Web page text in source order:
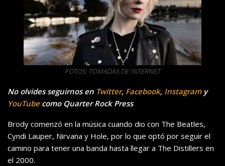
FOTOS: TOMADAS DE INTERNET
No olvides seguirnos en Twitter, Facebook, Instagramy
YouTubecomo Quarter Rock Press
Brody comenzó en la música cuando dio con The Beatles,
Cyndi Lauper, Nirvana y Hole, por lo que optó por seguir el
camino para tener una banda hasta llegar a The Distillers en
el 2000.